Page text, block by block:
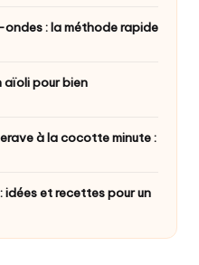
ondes : la méthode rapide
aïoli pour bien
à la cocotte minute :
et recettes pour un